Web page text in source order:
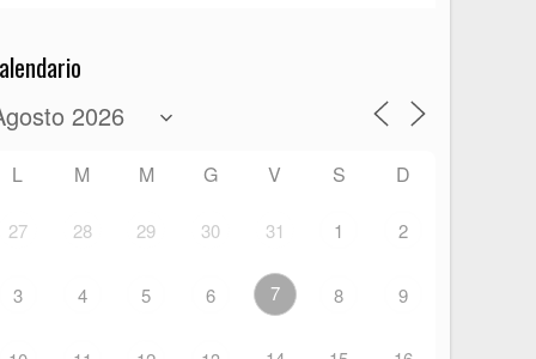
L M M G V S D
27 28 29 30 31 1 2
3 4 5 6 7 8 9